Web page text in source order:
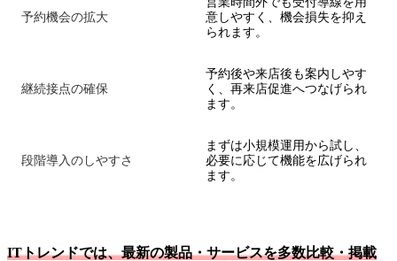
予約機会の拡大
意しやすく、機会損失を抑え
られます。
継続接点の確保
予約後や来店後も案内しやす
く、再来店促進へつなげられ
ます。
段階導入のしやすさ
まずは小規模運用から試し、
必要に応じて機能を広げられ
ます。
ITトレンドでは、最新の製品・サービスを多数比較・掲載